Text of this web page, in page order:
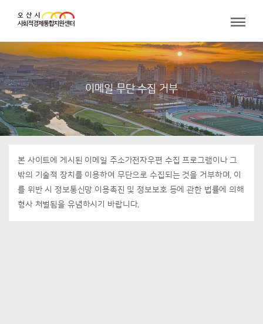
이메일 무단 수집 거부
본 사이트에 게시된 이메일 주소가전자우편 수집 프로그램이나 그
밖의 기술적 장치를 이용하여 무단으로 수집되는 것을 거부하며, 이
를 위반 시 정보통신망 이용촉진 및 정보보호 등에 관한 법률에 의해
형사 처벌됨을 유념하시기 바랍니다.